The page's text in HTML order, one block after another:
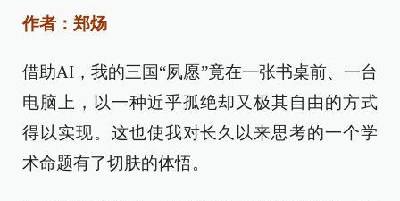
作者：郑炀
借助AI，我的三国“夙愿”竟在一张书桌前、一台
电脑上，以一种近乎孤绝却又极其自由的方式
得以实现。这也使我对长久以来思考的一个学
术命题有了切肤的体悟。